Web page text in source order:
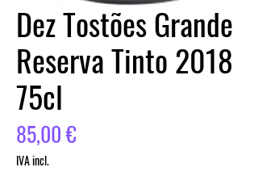
Dez Tostões Grande
Reserva Tinto 2018
75cl
85,00 €Preço
IVA incl.